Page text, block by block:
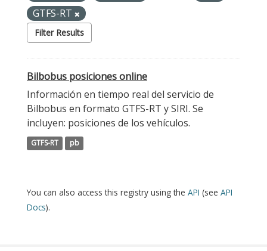
GTFS-RT
Filter Results
Bilbobus posiciones online
Información en tiempo real del servicio de
Bilbobus en formato GTFS-RT y SIRI. Se
incluyen: posiciones de los vehículos.
GTFS-RT pb
You can also access this registry using the API (see API
Docs).